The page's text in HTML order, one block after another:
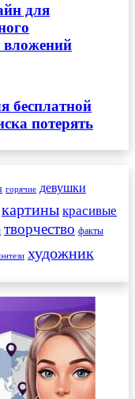
для
вложений
бесплатной
потерять
горячие девушки
картины красивые
творчество факты
художник